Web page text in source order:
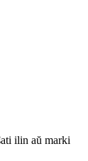
ilin aŭ marki